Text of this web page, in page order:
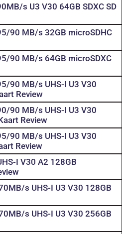
s U3 V30 64GB SDXC SD
90 MB/s 32GB microSDHC
90 MB/s 64GB microSDXC
90 MB/s UHS-I U3 V30
Review
90 MB/s UHS-I U3 V30
Review
90 MB/s UHS-I U3 V30
Review
I V30 A2 128GB
s UHS-I U3 V30 128GB
s UHS-I U3 V30 256GB